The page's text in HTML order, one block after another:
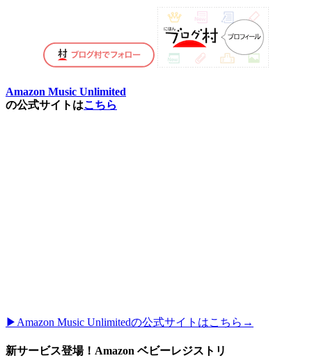
Amazon Music Unlimited
の公式サイトはこちら
▶︎Amazon Music Unlimitedの公式サイトはこちら→
新サービス登場！Amazon ベビーレジストリ